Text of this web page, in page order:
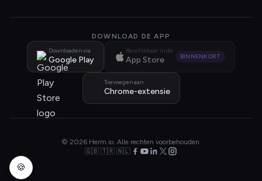
DOWNLOAD DE APP
Downloaden via
Google Play
Beschikbaar in de
App Store BINNENKORT
Toevoegen aan
Chrome-extensie
© 2026 Herm.io. Alle rechten voorbehouden.
🇬🇧 🇹🇷 🇳🇱
🍪